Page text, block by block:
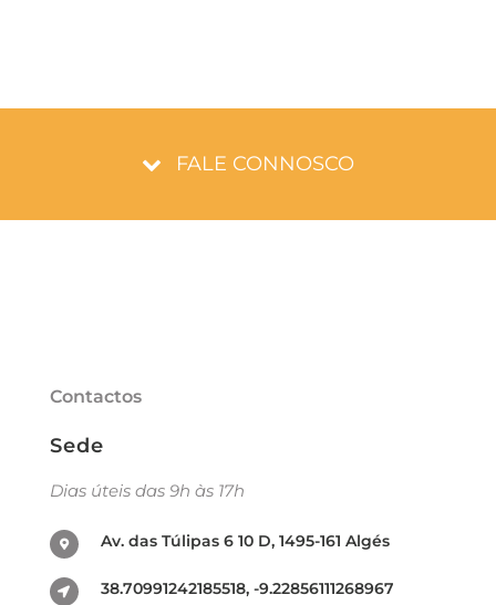
FALE CONNOSCO
Contactos
Sede
Dias úteis das 9h às 17h
Av. das Túlipas 6 10 D, 1495-161 Algés
38.70991242185518, -9.22856111268967